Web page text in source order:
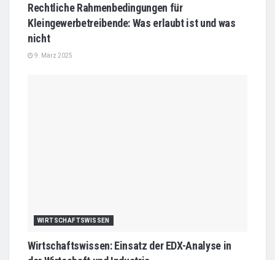
Rechtliche Rahmenbedingungen für
Kleingewerbetreibende: Was erlaubt ist und was
nicht
9. März 2025
WIRTSCHAFTSWISSEN
Wirtschaftswissen: Einsatz der EDX-Analyse in